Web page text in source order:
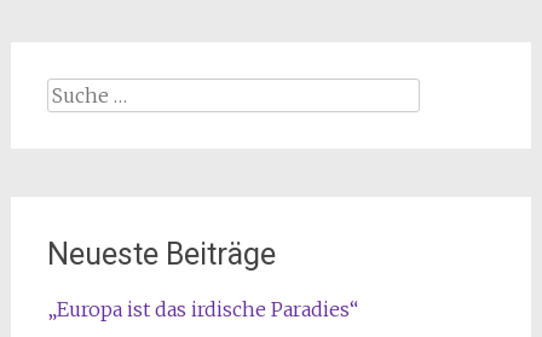
Suche
Neueste Beiträge
„Europa ist das irdische Paradies“